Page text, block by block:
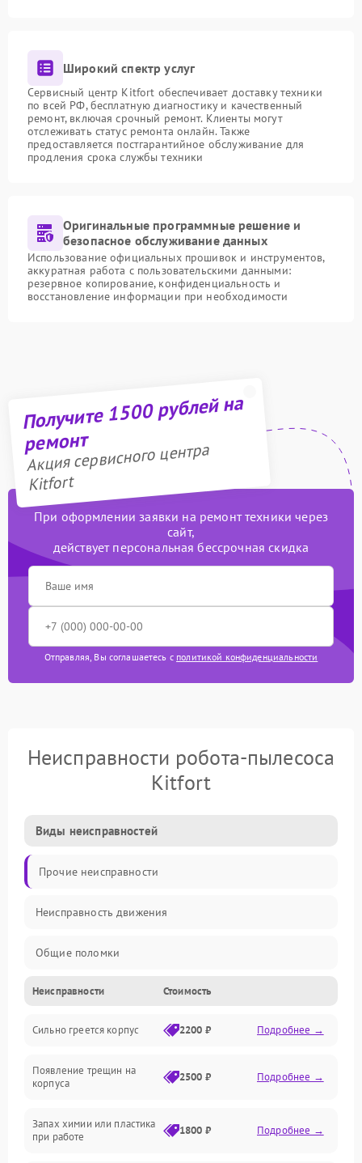
Широкий спектр услуг
Сервисный центр Kitfort обеспечивает доставку техники
по всей РФ, бесплатную диагностику и качественный
ремонт, включая срочный ремонт. Клиенты могут
отслеживать статус ремонта онлайн. Также
предоставляется постгарантийное обслуживание для
продления срока службы техники
Оригинальные программные решение и
безопасное обслуживание данных
Использование официальных прошивок и инструментов,
аккуратная работа с пользовательскими данными:
резервное копирование, конфиденциальность и
восстановление информации при необходимости
Получите 1500 рублей на
ремонт
Акция сервисного центра
Kitfort
При оформлении заявки на ремонт техники через
сайт,
действует персональная бессрочная скидка
Отправляя, Вы соглашаетесь с политикой конфиденциальности
Неисправности робота-пылесоса
Kitfort
Виды неисправностей
Прочие неисправности
Неисправность движения
Общие поломки
Неисправность датчиков
Неисправность программного обеспечения
Проблемы с сигналом
Неисправности Стоимость
Сильно греется корпус 2200 ₽ Подробнее →
Появление трещин на
корпуса
2500 ₽ Подробнее →
Запах химии или пластика
при работе
1800 ₽ Подробнее →